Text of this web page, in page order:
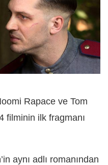
Rapace ve Tom
filminin ilk fragmanı
aynı adlı romanından